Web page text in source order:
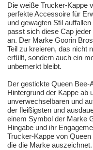
Die weiße Trucker-Kappe
perfekte Accessoire für
und gewagten Stil
passt sich diese Cap
an. Der Marke Goorin
Teil zu kreieren, das nicht
erfüllt, sondern auch ein
unbemerkt bleibt.
Der gestickte Queen
Hintergrund der Kappe ab
unverwechselbaren und
der fleißigsten und
einem Symbol der Marke
Hingabe und ihr
Trucker-Kappe von
die die Marke auszeichnet.